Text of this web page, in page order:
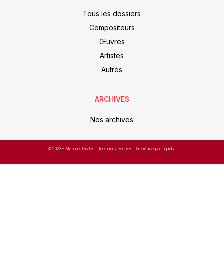
Tous les dossiers
Compositeurs
Œuvres
Artistes
Autres
ARCHIVES
Nos archives
© 2023 – Mentions légales – Tous droits réservés – Site réalisé par Improba